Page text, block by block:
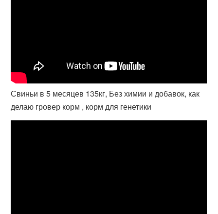
Свиньи в 5 месяцев 135кг, Без химии и добавок, как
делаю гровер корм , корм для генетики